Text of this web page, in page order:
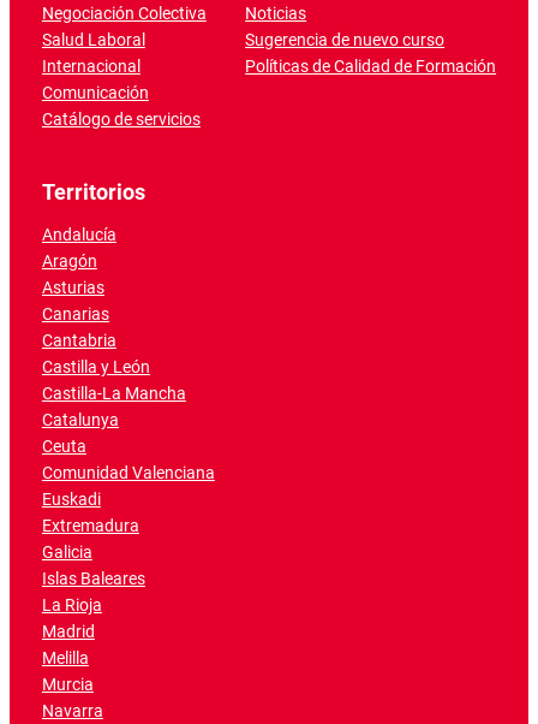
Negociación Colectiva
Salud Laboral
Internacional
Comunicación
Catálogo de servicios
Noticias
Sugerencia de nuevo curso
Políticas de Calidad de Formación
Territorios
Andalucía
Aragón
Asturias
Canarias
Cantabria
Castilla y León
Castilla-La Mancha
Catalunya
Ceuta
Comunidad Valenciana
Euskadi
Extremadura
Galicia
Islas Baleares
La Rioja
Madrid
Melilla
Murcia
Navarra